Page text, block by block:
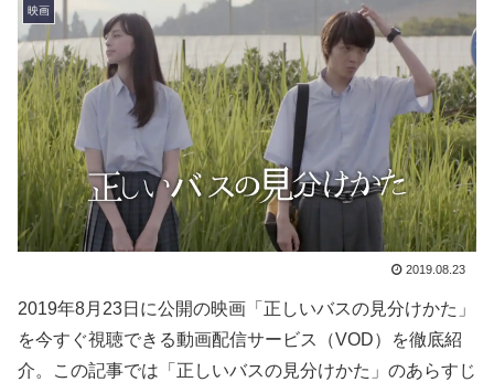
映画
2019.08.23
2019年8月23日に公開の映画「正しいバスの見分けかた」
を今すぐ視聴できる動画配信サービス（VOD）を徹底紹
介。この記事では「正しいバスの見分けかた」のあらすじ